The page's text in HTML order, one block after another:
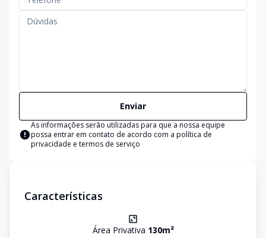
Enviar
As informações serão utilizadas para que a nossa equipe
possa entrar em contato de acordo com a política de
privacidade e termos de serviço
Características
Área Privativa 130m²